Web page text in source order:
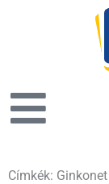
Címkék: